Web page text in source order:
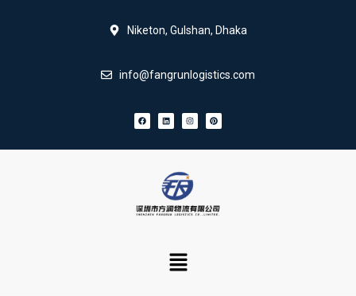
Niketon, Gulshan, Dhaka
info@fangrunlogistics.com